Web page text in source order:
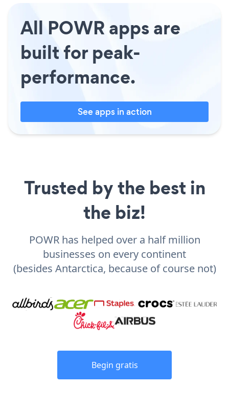
All POWR apps are
built for peak-
performance.
See apps in action
Trusted by the best in
the biz!
POWR has helped over a half million
businesses on every continent
(besides Antarctica, because of course not)
Begin gratis